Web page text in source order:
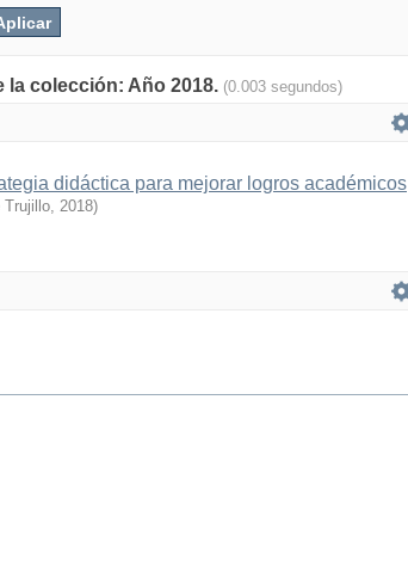
la colección: Año 2018. (0.003 segundos)
didáctica para mejorar logros académicos
Trujillo, 2018)